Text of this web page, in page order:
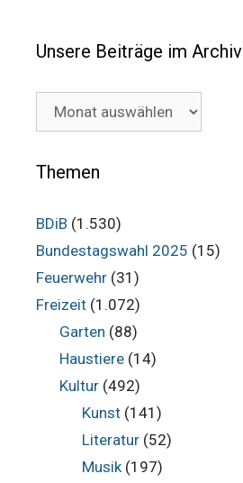
Unsere Beiträge im Archiv
Archiv
Themen
BDiB (1.530)
Bundestagswahl 2025 (15)
Feuerwehr (31)
Freizeit (1.072)
Garten (88)
Haustiere(14)
Kultur(492)
Kunst (141)
Literatur (52)
Musik (197)